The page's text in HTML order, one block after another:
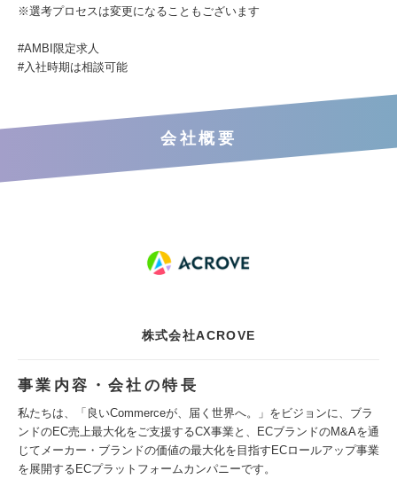
※選考プロセスは変更になることもございます
#AMBI限定求人
#入社時期は相談可能
会社概要
株式会社ACROVE
事業内容・会社の特長
私たちは、「良いCommerceが、届く世界へ。」をビジョンに、ブラ
ンドのEC売上最大化をご支援するCX事業と、ECブランドのM&Aを通
じてメーカー・ブランドの価値の最大化を目指すECロールアップ事業
を展開するECプラットフォームカンパニーです。